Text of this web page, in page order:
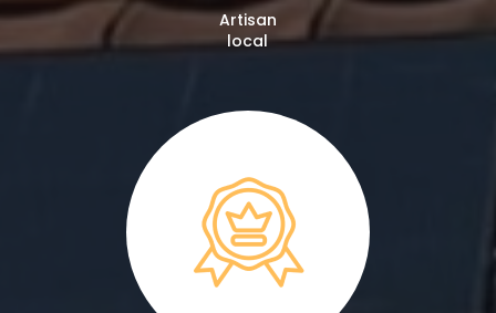
Artisan
local